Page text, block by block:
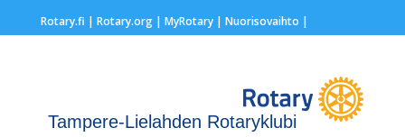
Rotary.fi | Rotary.org| MyRotary | Nuorisovaihto |
Tampere-Lielahden Rotaryklubi